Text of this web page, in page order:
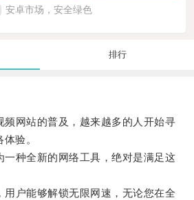
安卓市场，安全绿色
排行
网站的普及，越来越多的人开始寻
验。
种全新的网络工具，绝对是满足这
户能够解锁无限网速，无论您在全